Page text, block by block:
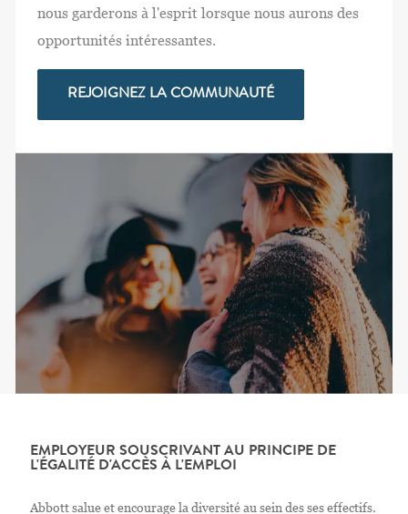
nous garderons à l'esprit lorsque nous aurons des
opportunités intéressantes.
REJOIGNEZ LA COMMUNAUTÉ
EMPLOYEUR SOUSCRIVANT AU PRINCIPE DE
L'ÉGALITÉ D'ACCÈS À L'EMPLOI
Abbott salue et encourage la diversité au sein des ses effectifs.